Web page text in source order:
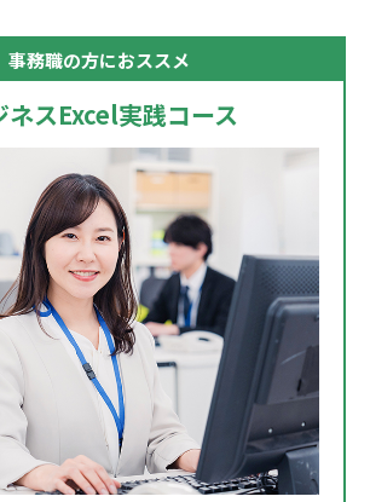
事務職の方におススメ
ネスExcel実践コース